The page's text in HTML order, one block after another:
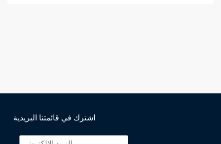
اشترك في قائمتنا البريدية